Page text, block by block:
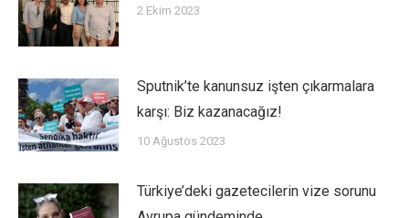
2 Ekim 2023
Sputnik’te kanunsuz işten çıkarmalara
karşı: Biz kazanacağız!
10 Ağustos 2023
Türkiye’deki gazetecilerin vize sorunu